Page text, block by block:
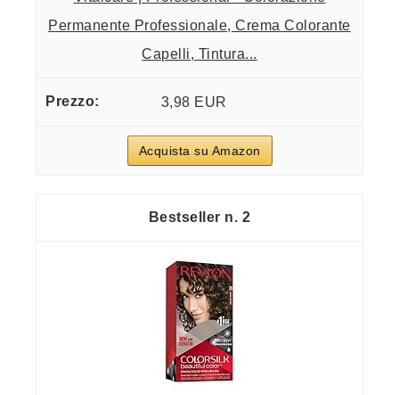
Permanente Professionale, Crema Colorante
Capelli, Tintura...
3,98 EUR
Acquista su Amazon
2